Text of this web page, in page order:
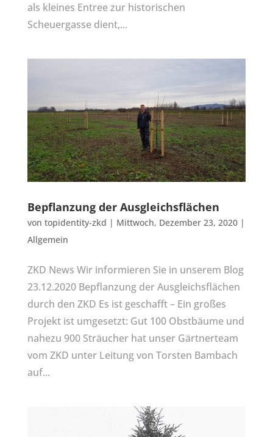
als kleines Entree zur historischen
Scheuergasse dient,...
Bepflanzung der Ausgleichsflächen
von topidentity-zkd | Mittwoch, Dezember 23, 2020|
Allgemein
ZKD News Wir informieren Sie in unserem Blog
23.12.2020 Bepflanzung der Ausgleichsflächen
durch den ZKD Es ist geschafft – Ein großes
Projekt ist umgesetzt: Gut 100 Obstbäume und
nahezu 900 Sträucher hat unser Gärtnerteam
vom ZKD unter Leitung von Torsten Bambach
auf...